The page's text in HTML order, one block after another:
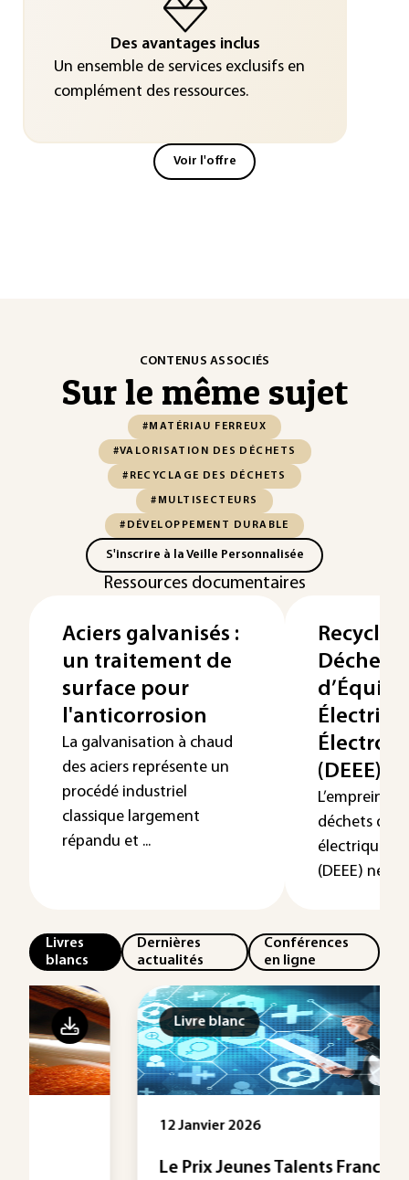
Des avantages inclus
Un ensemble de services exclusifs en
complément des ressources.
Voir l'offre
CONTENUS ASSOCIÉS
Sur le même sujet
#MATÉRIAU FERREUX
#VALORISATION DES DÉCHETS
#RECYCLAGE DES DÉCHETS
#MULTISECTEURS
#DÉVELOPPEMENT DURABLE
S'inscrire à la Veille Personnalisée
Ressources documentaires
Aciers galvanisés :
un traitement de
surface pour
l'anticorrosion
La galvanisation à chaud
des aciers représente un
procédé industriel
classique largement
répandu et ...
Déchets
(DEEE)
L’empreinte
déchets
électriques
(DEEE) ne
Livres
blancs
Dernières
actualités
Conférences
en ligne
Livre blanc
12 Janvier 2026
Le Prix Jeunes Talents France 2025